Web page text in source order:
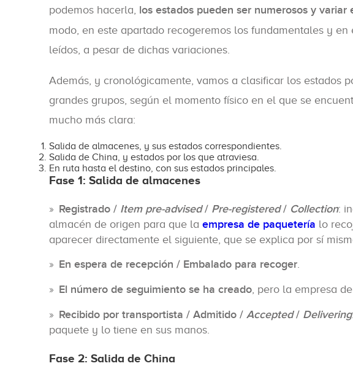
podemos hacerla, los estados pueden ser numerosos y
modo, en este apartado recogeremos los fundamentales y
leídos, a pesar de dichas variaciones.
Además, y cronológicamente, vamos a clasificar los estados
grandes grupos, según el momento físico en el que se
mucho más clara:
Salida de almacenes, y sus estados correspondientes.
Salida de China, y estados por los que atraviesa.
En ruta hasta el destino, con sus estados principales.
Fase 1: Salida de almacenes
Registrado / Item pre-advised/ Pre-registered/ Collection:
almacén de origen para que la empresa de paquetería lo
aparecer directamente el siguiente, que se explica por sí
En espera de recepción / Embalado para recoger.
El número de seguimiento se ha creado, pero la empresa
Recibido por transportista / Admitido / Accepted/ Delivering
paquete y lo tiene en sus manos.
Fase 2: Salida de China